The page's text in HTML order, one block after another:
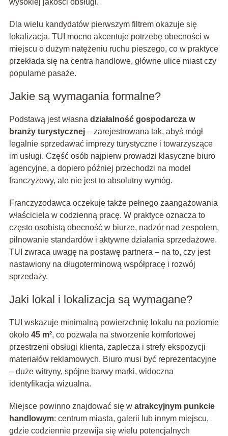
wysokiej jakości obsługi.
Dla wielu kandydatów pierwszym filtrem okazuje się
lokalizacja. TUI mocno akcentuje potrzebę obecności w
miejscu o dużym natężeniu ruchu pieszego, co w praktyce
przekłada się na centra handlowe, główne ulice miast czy
popularne pasaże.
Jakie są wymagania formalne?
Podstawą jest własna działalność gospodarcza w
branży turystycznej– zarejestrowana tak, abyś mógł
legalnie sprzedawać imprezy turystyczne i towarzyszące
im usługi. Część osób najpierw prowadzi klasyczne biuro
agencyjne, a dopiero później przechodzi na model
franczyzowy, ale nie jest to absolutny wymóg.
Franczyzodawca oczekuje także pełnego zaangażowania
właściciela w codzienną pracę. W praktyce oznacza to
często osobistą obecność w biurze, nadzór nad zespołem,
pilnowanie standardów i aktywne działania sprzedażowe.
TUI zwraca uwagę na postawę partnera – na to, czy jest
nastawiony na długoterminową współpracę i rozwój
sprzedaży.
Jaki lokal i lokalizacja są wymagane?
TUI wskazuje minimalną powierzchnię lokalu na poziomie
około 45 m², co pozwala na stworzenie komfortowej
przestrzeni obsługi klienta, zaplecza i strefy ekspozycji
materiałów reklamowych. Biuro musi być reprezentacyjne
– duże witryny, spójne barwy marki, widoczna
identyfikacja wizualna.
Miejsce powinno znajdować się w atrakcyjnym punkcie
handlowym: centrum miasta, galerii lub innym miejscu,
gdzie codziennie przewija się wielu potencjalnych